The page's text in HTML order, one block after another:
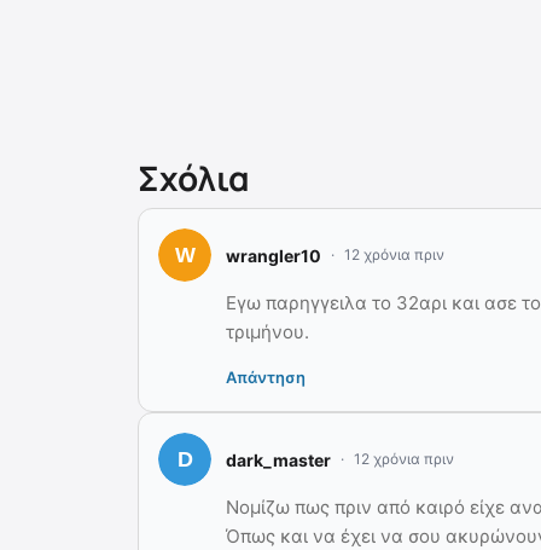
Σχόλια
wrangler10 12 χρόνια πριν
Εγω παρηγγειλα το 32αρι και ασε
τριμήνου.
Απάντηση
dark_master 12 χρόνια πριν
Νομίζω πως πριν από καιρό είχε
Όπως και να έχει να σου